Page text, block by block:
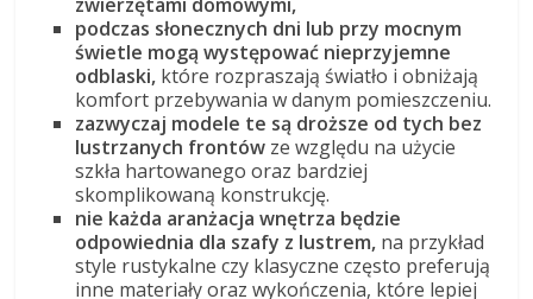
podczas słonecznych dni lub przy mocnym
świetle mogą występować nieprzyjemne
odblaski, które rozpraszają światło i obniżają
komfort przebywania w danym pomieszczeniu.
zazwyczaj modele te są droższe od tych bez
lustrzanych frontów ze względu na użycie
szkła hartowanego oraz bardziej
skomplikowaną konstrukcję.
nie każda aranżacja wnętrza będzie
odpowiednia dla szafy z lustrem, na przykład
style rustykalne czy klasyczne często preferują
inne materiały oraz wykończenia, które lepiej